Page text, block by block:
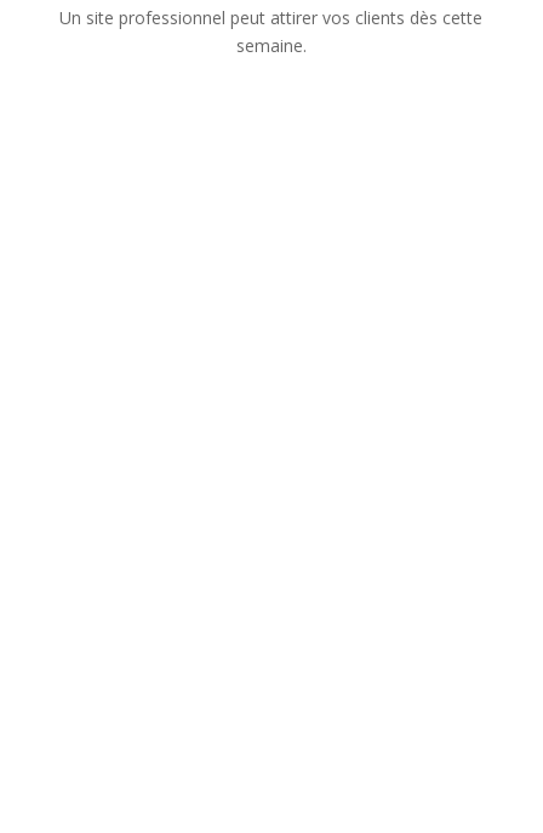
Un site professionnel peut attirer vos clients dès cette
semaine.